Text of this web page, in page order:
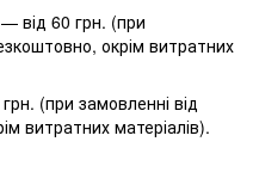
від 60 грн. (при
окрім витратних
(при замовленні від
витратних матеріалів).